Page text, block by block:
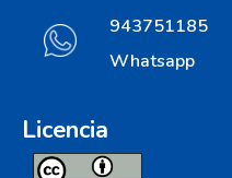
943751185
Whatsapp
Licencia